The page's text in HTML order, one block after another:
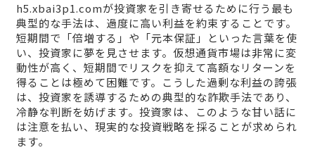
h5.xbai3p1.comが投資家を引き寄せるために行う最も
典型的な手法は、過度に高い利益を約束することです。
短期間で「倍増する」や「元本保証」といった言葉を使
い、投資家に夢を見させます。仮想通貨市場は非常に変
動性が高く、短期間でリスクを抑えて高額なリターンを
得ることは極めて困難です。こうした過剰な利益の誇張
は、投資家を誘導するための典型的な詐欺手法であり、
冷静な判断を妨げます。投資家は、このような甘い話に
は注意を払い、現実的な投資戦略を採ることが求められ
ます。